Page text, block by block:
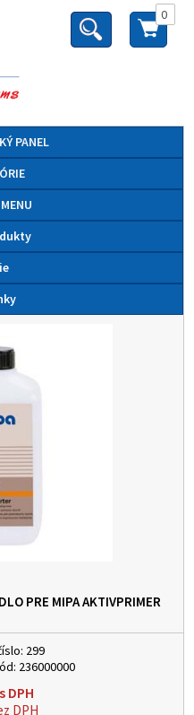
0
PANEL
PRE MIPA AKTIVPRIMER
299
236000000
s DPH
DPH